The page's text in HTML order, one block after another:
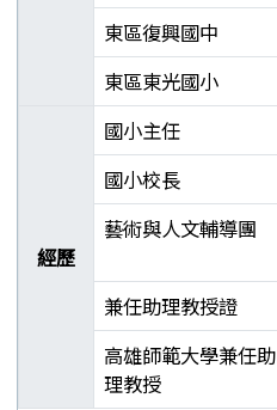
東區復興國中
東區東光國小
經歷
國小主任
國小校長
藝術與人文輔導團
兼任助理教授證
高雄師範大學兼任助
理教授